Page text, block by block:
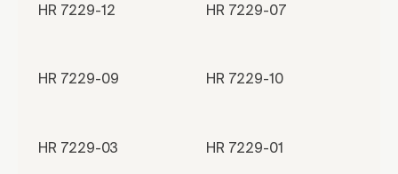
HR 7229-12 HR 7229-07
HR 7229-09 HR 7229-10
HR 7229-03 HR 7229-01